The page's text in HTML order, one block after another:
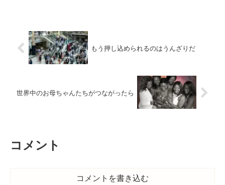
もう押し込められるのはうんざりだ
世界中のお母ちゃんたちがつながったら
コメント
コメントを書き込む